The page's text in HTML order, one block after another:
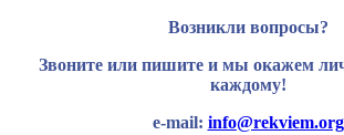
Возникли вопросы?
Звоните или пишите и мы окажем
каждому!
e-mail: info@rekviem.org